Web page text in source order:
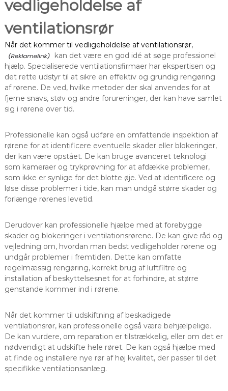
vedligeholdelse af
ventilationsrør
Når det kommer til vedligeholdelse af ventilationsrør,
kan det være en god idé at søge professionel
hjælp. Specialiserede ventilationsfirmaer har ekspertisen og
det rette udstyr til at sikre en effektiv og grundig rengøring
af rørene. De ved, hvilke metoder der skal anvendes for at
fjerne snavs, støv og andre forureninger, der kan have samlet
sig i rørene over tid.
Professionelle kan også udføre en omfattende inspektion af
rørene for at identificere eventuelle skader eller blokeringer,
der kan være opstået. De kan bruge avanceret teknologi
som kameraer og trykprøvning for at afdække problemer,
som ikke er synlige for det blotte øje. Ved at identificere og
løse disse problemer i tide, kan man undgå større skader og
forlænge rørenes levetid.
Derudover kan professionelle hjælpe med at forebygge
skader og blokeringer i ventilationsrørene. De kan give råd og
vejledning om, hvordan man bedst vedligeholder rørene og
undgår problemer i fremtiden. Dette kan omfatte
regelmæssig rengøring, korrekt brug af luftfiltre og
installation af beskyttelsesnet for at forhindre, at større
genstande kommer ind i rørene.
Når det kommer til udskiftning af beskadigede
ventilationsrør, kan professionelle også være behjælpelige.
De kan vurdere, om reparation er tilstrækkelig, eller om det er
nødvendigt at udskifte hele røret. De kan også hjælpe med
at finde og installere nye rør af høj kvalitet, der passer til det
specifikke ventilationsanlæg.